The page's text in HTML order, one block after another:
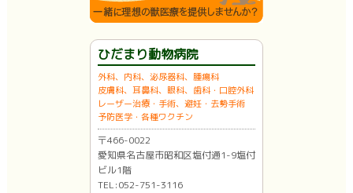
ひだまり動物病院
外科、内科、泌尿器科、腫瘍科
皮膚科、耳鼻科、眼科、歯科・口腔外科
レーザー治療・手術、避妊・去勢手術
予防医学・各種ワクチン
〒466-0022
愛知県名古屋市昭和区塩付通1-9塩付
ビル1階
TEL:052-751-3116